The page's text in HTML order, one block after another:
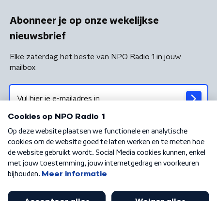
Abonneer je op onze wekelijkse
nieuwsbrief
Elke zaterdag het beste van NPO Radio 1 in jouw
mailbox
Algemene voorwaarden